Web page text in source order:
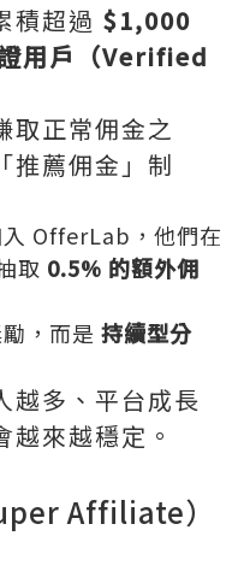
積超過 $1,000
用戶（Verified
取正常佣金之
推薦佣金」制
OfferLab，他們在
取 0.5% 的額外佣
，而是 持續型分
越多、平台成長
來越穩定。
Affiliate）